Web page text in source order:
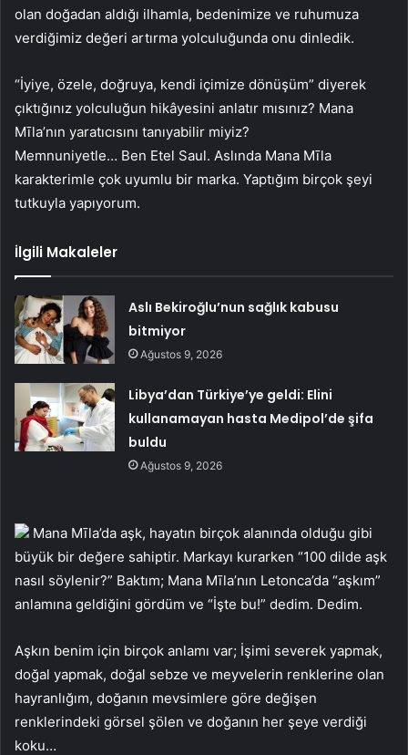
olan doğadan aldığı ilhamla, bedenimize ve ruhumuza
verdiğimiz değeri artırma yolculuğunda onu dinledik.
“İyiye, özele, doğruya, kendi içimize dönüşüm” diyerek
çıktığınız yolculuğun hikâyesini anlatır mısınız? Mana
Mīla’nın yaratıcısını tanıyabilir miyiz?
Memnuniyetle… Ben Etel Saul. Aslında Mana Mīla
karakterimle çok uyumlu bir marka. Yaptığım birçok şeyi
tutkuyla yapıyorum.
İlgili Makaleler
Aslı Bekiroğlu’nun sağlık kabusu
bitmiyor
Ağustos 9, 2026
Libya’dan Türkiye’ye geldi: Elini
kullanamayan hasta Medipol’de şifa
buldu
Ağustos 9, 2026
Mana Mīla’da aşk, hayatın birçok alanında olduğu gibi
büyük bir değere sahiptir. Markayı kurarken “100 dilde aşk
nasıl söylenir?” Baktım; Mana Mīla’nın Letonca’da “aşkım”
anlamına geldiğini gördüm ve “İşte bu!” dedim. Dedim.
Aşkın benim için birçok anlamı var; İşimi severek yapmak,
doğal yapmak, doğal sebze ve meyvelerin renklerine olan
hayranlığım, doğanın mevsimlere göre değişen
renklerindeki görsel şölen ve doğanın her şeye verdiği
koku…